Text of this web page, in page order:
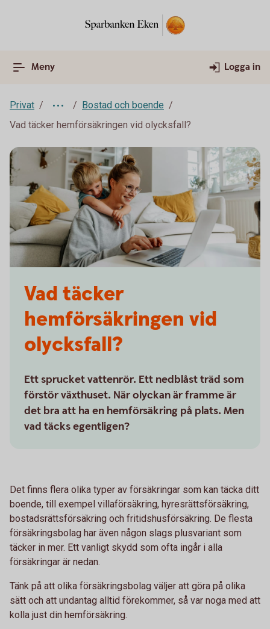
Meny Logga in
Privat
Bostad och boende
Vad täcker hemförsäkringen vid olycksfall?
Vad täcker
hemförsäkringen vid
olycksfall?
Ett sprucket vattenrör. Ett nedblåst träd som
förstör växthuset. När olyckan är framme är
det bra att ha en hemförsäkring på plats. Men
vad täcks egentligen?
Det finns flera olika typer av försäkringar som kan täcka ditt
boende, till exempel villaförsäkring, hyresrättsförsäkring,
bostadsrättsförsäkring och fritidshusförsäkring. De flesta
försäkringsbolag har även någon slags plusvariant som
täcker in mer. Ett vanligt skydd som ofta ingår i alla
försäkringar är nedan.
Tänk på att olika försäkringsbolag väljer att göra på olika
sätt och att undantag alltid förekommer, så var noga med att
kolla just din hemförsäkring.